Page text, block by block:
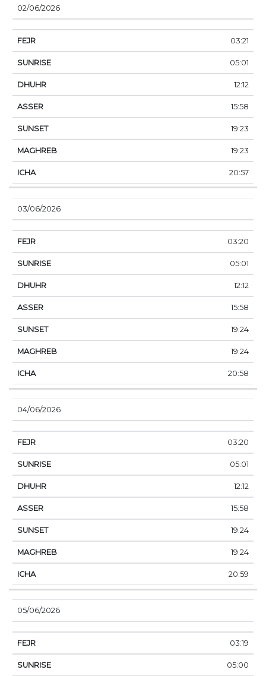
02/06/2026
03:21
05:01
12:12
15:58
19:23
19:23
20:57
03/06/2026
03:20
05:01
12:12
15:58
19:24
19:24
20:58
04/06/2026
03:20
05:01
12:12
15:58
19:24
19:24
20:59
05/06/2026
03:19
05:00